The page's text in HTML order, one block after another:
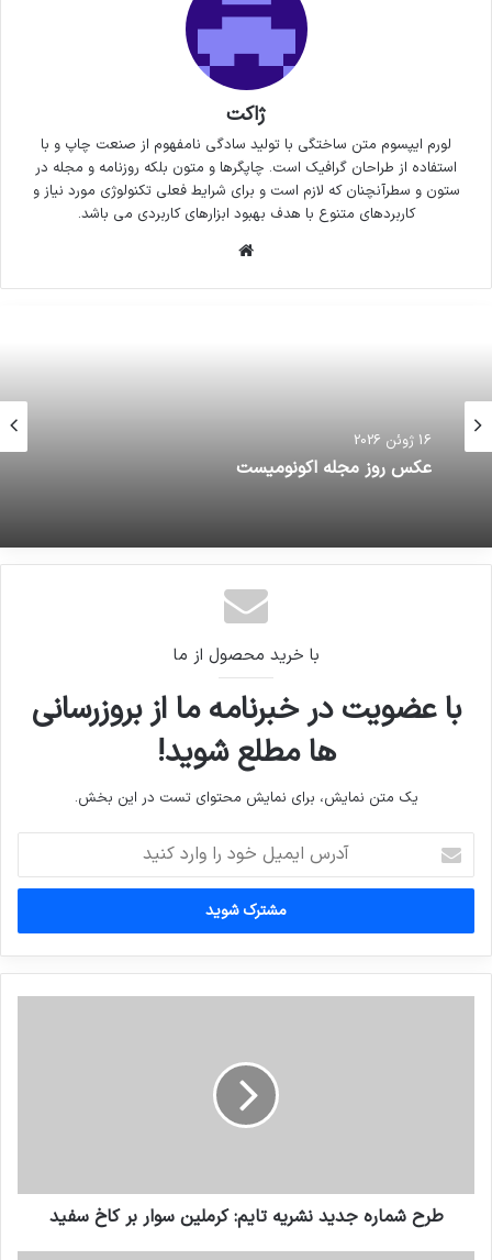
ژاکت
لورم ایپسوم متن ساختگی با تولید سادگی نامفهوم از صنعت چاپ و با
استفاده از طراحان گرافیک است. چاپگرها و متون بلکه روزنامه و مجله در
ستون و سطرآنچنان که لازم است و برای شرایط فعلی تکنولوژی مورد نیاز و
کاربردهای متنوع با هدف بهبود ابزارهای کاربردی می باشد.
16 ژوئن 2026
موتورسیکلت‌های دست‌دوم گران‌تر از نو!
16 ژوئن 2026
عکس روز مجله اکونومیست
با خرید محصول از ما
با عضویت در خبرنامه ما از بروزرسانی
ها مطلع شوید!
یک متن نمایش، برای نمایش محتوای تست در این بخش.
ایمیل
خود
وارد
کنید
طرح شماره جدید نشریه تایم: کرملین سوار بر کاخ سفید